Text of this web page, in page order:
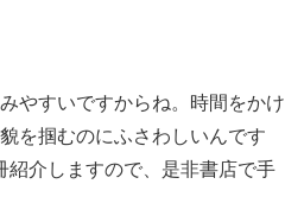
やすいですからね。時間をかけ
を掴むのにふさわしいんです
紹介しますので、是非書店で手